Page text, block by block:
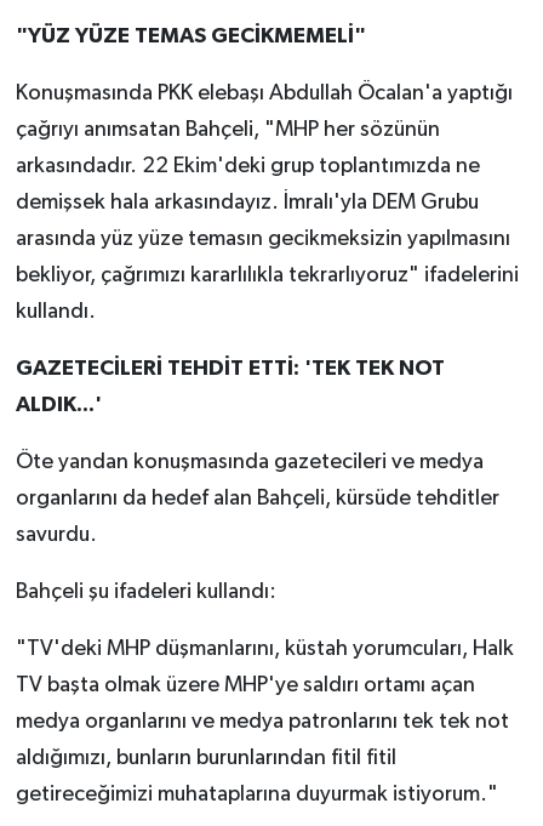
"YÜZ YÜZE TEMAS GECİKMEMELİ"
Konuşmasında PKK elebaşı Abdullah Öcalan'a yaptığı
çağrıyı anımsatan Bahçeli, "MHP her sözünün
arkasındadır. 22 Ekim'deki grup toplantımızda ne
demişsek hala arkasındayız. İmralı'yla DEM Grubu
arasında yüz yüze temasın gecikmeksizin yapılmasını
bekliyor, çağrımızı kararlılıkla tekrarlıyoruz" ifadelerini
kullandı.
GAZETECİLERİ TEHDİT ETTİ: 'TEK TEK NOT
ALDIK...'
Öte yandan konuşmasında gazetecileri ve medya
organlarını da hedef alan Bahçeli, kürsüde tehditler
savurdu.
Bahçeli şu ifadeleri kullandı:
"TV'deki MHP düşmanlarını, küstah yorumcuları, Halk
TV başta olmak üzere MHP'ye saldırı ortamı açan
medya organlarını ve medya patronlarını tek tek not
aldığımızı, bunların burunlarından fitil fitil
getireceğimizi muhataplarına duyurmak istiyorum."